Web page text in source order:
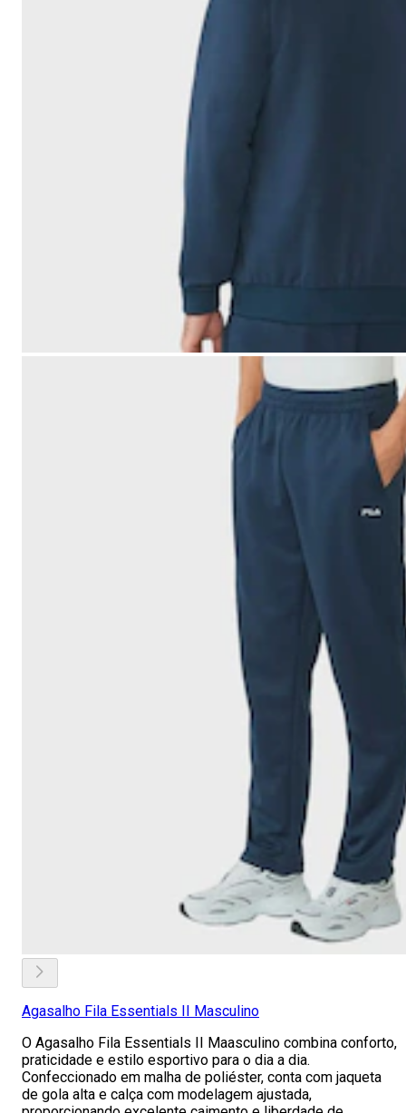
Agasalho Fila Essentials II Masculino
O Agasalho Fila Essentials II Maasculino combina conforto,
praticidade e estilo esportivo para o dia a dia.
Confeccionado em malha de poliéster, conta com jaqueta
de gola alta e calça com modelagem ajustada,